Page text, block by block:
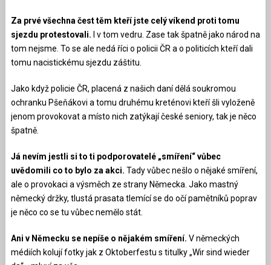
Za prvé všechna čest těm kteří jste celý víkend proti tomu
sjezdu protestovali. I v tom vedru. Zase tak špatně jako národ na
tom nejsme. To se ale nedá říci o policii ČR a o politicích kteří dali
tomu nacistickému sjezdu záštitu.
Jako když policie ČR, placená z našich daní dělá soukromou
ochranku Pšeňákovi a tomu druhému kreténovi kteří šli vyloženě
jenom provokovat a místo nich zatýkají české seniory, tak je něco
špatně.
Já nevím jestli si to ti podporovatelé „smíření“ vůbec
uvědomili co to bylo za akci. Tady vůbec nešlo o nějaké smíření,
ale o provokaci a výsměch ze strany Německa. Jako mastný
německý držky, tlustá prasata tlemící se do očí pamětníků poprav
je něco co se tu vůbec nemělo stát.
Ani v Německu se nepíše o nějakém smíření. V německých
médiích kolují fotky jak z Oktoberfestu s titulky „Wir sind wieder